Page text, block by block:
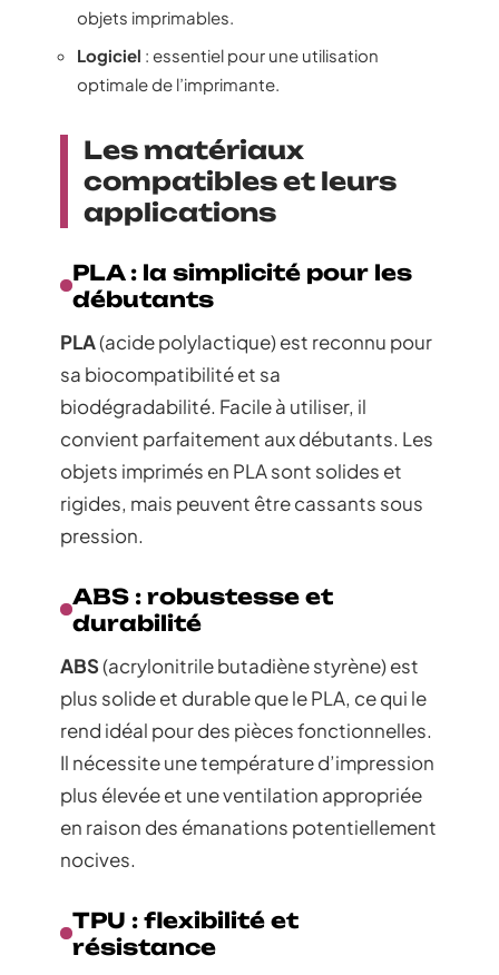
objets imprimables.
Logiciel : essentiel pour une utilisation
optimale de l’imprimante.
Les matériaux
compatibles et leurs
applications
PLA : la simplicité pour les
débutants
PLA(acide polylactique) est reconnu pour
sa biocompatibilité et sa
biodégradabilité. Facile à utiliser, il
convient parfaitement aux débutants. Les
objets imprimés en PLA sont solides et
rigides, mais peuvent être cassants sous
pression.
ABS : robustesse et
durabilité
ABS(acrylonitrile butadiène styrène) est
plus solide et durable que le PLA, ce qui le
rend idéal pour des pièces fonctionnelles.
Il nécessite une température d’impression
plus élevée et une ventilation appropriée
en raison des émanations potentiellement
nocives.
TPU : flexibilité et
résistance